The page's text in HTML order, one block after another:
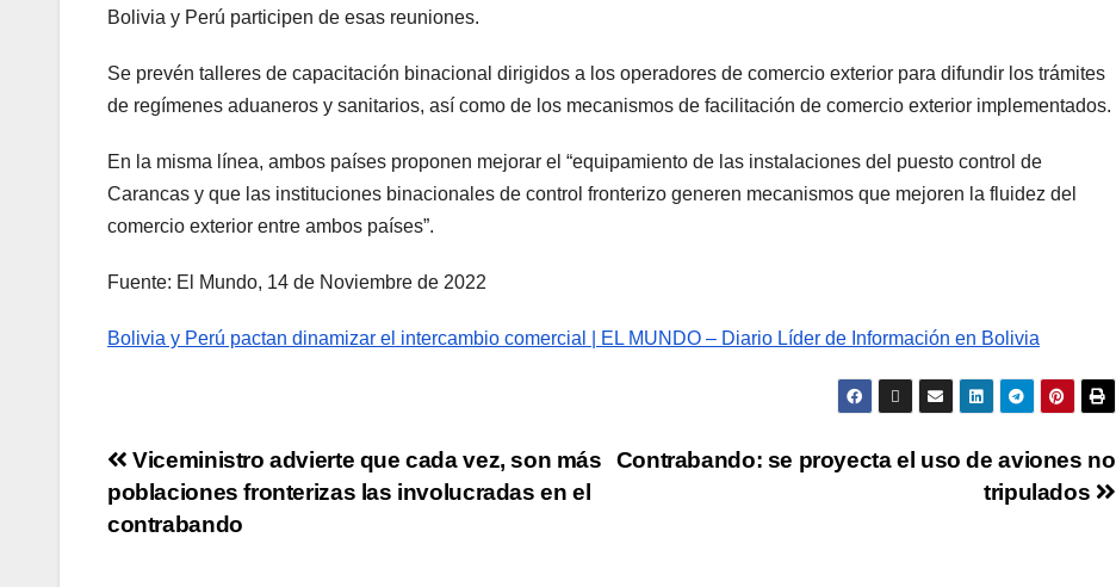
Bolivia y Perú participen de esas reuniones.
Se prevén talleres de capacitación binacional dirigidos a los operadores de comercio exterior para difundir los trámites
de regímenes aduaneros y sanitarios, así como de los mecanismos de facilitación de comercio exterior implementados.
En la misma línea, ambos países proponen mejorar el “equipamiento de las instalaciones del puesto control de
Carancas y que las instituciones binacionales de control fronterizo generen mecanismos que mejoren la fluidez del
comercio exterior entre ambos países”.
Fuente: El Mundo, 14 de Noviembre de 2022
Bolivia y Perú pactan dinamizar el intercambio comercial | EL MUNDO – Diario Líder de Información en Bolivia
Contrabando: se proyecta el uso de aviones no
tripulados
Viceministro advierte que cada vez, son más
poblaciones fronterizas las involucradas en el
contrabando